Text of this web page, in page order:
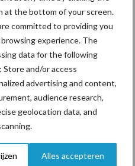
at the bottom of your screen.
committed to providing you
experience. The
data for the following
and/or access
advertising and content,
audience research,
geolocation data, and
Alles accepteren
houden handel
een vaak
risicofactor
ziet volume en
groeien in